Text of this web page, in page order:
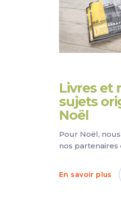
Livres et
sujets
Noël
Pour Noël,
nos
En savoir plus